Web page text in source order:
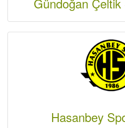
Hasanbey